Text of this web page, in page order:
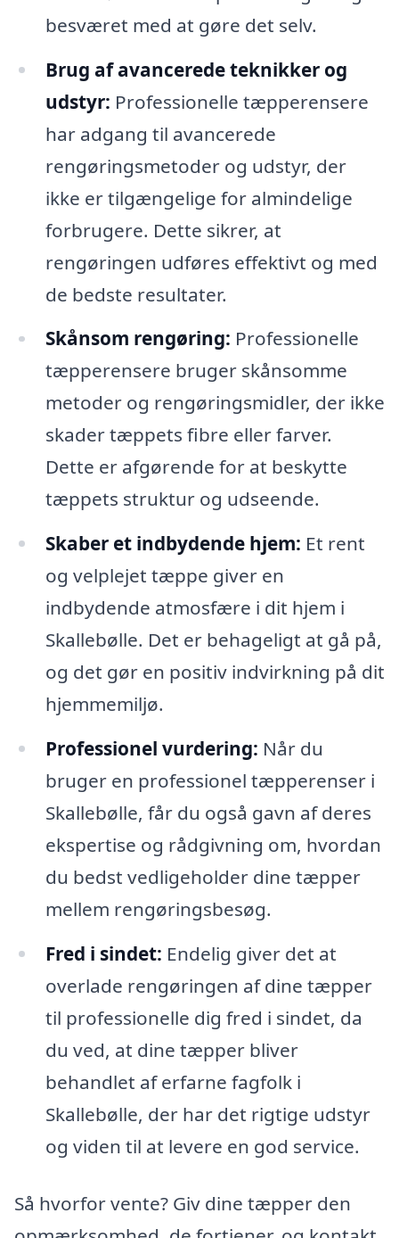
besværet med at gøre det selv.
Brug af avancerede teknikker og
udstyr: Professionelle tæpperensere
har adgang til avancerede
rengøringsmetoder og udstyr, der
ikke er tilgængelige for almindelige
forbrugere. Dette sikrer, at
rengøringen udføres effektivt og med
de bedste resultater.
Skånsom rengøring: Professionelle
tæpperensere bruger skånsomme
metoder og rengøringsmidler, der ikke
skader tæppets fibre eller farver.
Dette er afgørende for at beskytte
tæppets struktur og udseende.
Skaber et indbydende hjem: Et rent
og velplejet tæppe giver en
indbydende atmosfære i dit hjem i
Skallebølle. Det er behageligt at gå på,
og det gør en positiv indvirkning på dit
hjemmemiljø.
Professionel vurdering: Når du
bruger en professionel tæpperenser i
Skallebølle, får du også gavn af deres
ekspertise og rådgivning om, hvordan
du bedst vedligeholder dine tæpper
mellem rengøringsbesøg.
Fred i sindet: Endelig giver det at
overlade rengøringen af dine tæpper
til professionelle dig fred i sindet, da
du ved, at dine tæpper bliver
behandlet af erfarne fagfolk i
Skallebølle, der har det rigtige udstyr
og viden til at levere en god service.
Så hvorfor vente? Giv dine tæpper den